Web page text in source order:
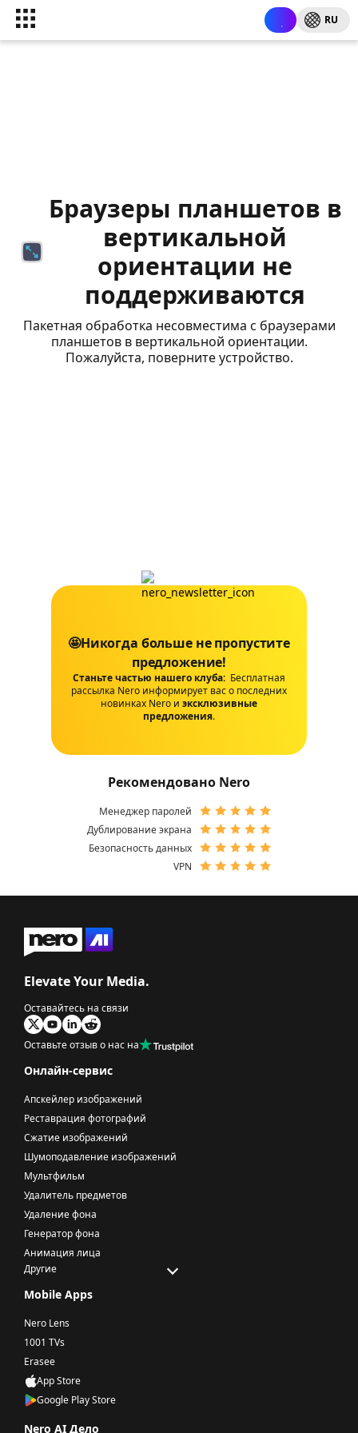
RU
Браузеры планшетов в
вертикальной
ориентации не
поддерживаются
Пакетная обработка несовместима с браузерами
планшетов в вертикальной ориентации.
Пожалуйста, поверните устройство.
🤩Никогда больше не пропустите
предложение!
Станьте частью нашего клуба: Бесплатная
рассылка Nero информирует вас о последних
новинках Nero и эксклюзивные
предложения.
Рекомендовано Nero
Менеджер паролей
Дублирование экрана
Безопасность данных
VPN
Elevate Your Media.
Оставайтесь на связи
Оставьте отзыв о нас на
Онлайн-сервис
Апскейлер изображений
Реставрация фотографий
Сжатие изображений
Шумоподавление изображений
Мультфильм
Удалитель предметов
Удаление фона
Генератор фона
Анимация лица
Другие
Mobile Apps
Nero Lens
1001 TVs
Erasee
App Store
Google Play Store
Nero AI Дело